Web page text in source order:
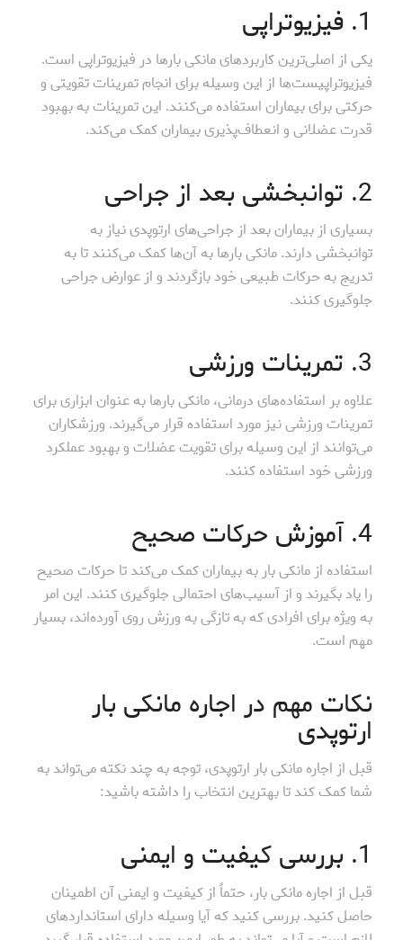
1. فیزیوتراپی
یکی از اصلی‌ترین کاربردهای مانکی بارها در فیزیوتراپی است.
فیزیوتراپیست‌ها از این وسیله برای انجام تمرینات تقویتی و
حرکتی برای بیماران استفاده می‌کنند. این تمرینات به بهبود
قدرت عضلانی و انعطاف‌پذیری بیماران کمک می‌کند.
2. توانبخشی بعد از جراحی
بسیاری از بیماران بعد از جراحی‌های ارتوپدی نیاز به
توانبخشی دارند. مانکی بارها به آن‌ها کمک می‌کنند تا به
تدریج به حرکات طبیعی خود بازگردند و از عوارض جراحی
جلوگیری کنند.
3. تمرینات ورزشی
علاوه بر استفاده‌های درمانی، مانکی بارها به عنوان ابزاری برای
تمرینات ورزشی نیز مورد استفاده قرار می‌گیرند. ورزشکاران
می‌توانند از این وسیله برای تقویت عضلات و بهبود عملکرد
ورزشی خود استفاده کنند.
4. آموزش حرکات صحیح
استفاده از مانکی بار به بیماران کمک می‌کند تا حرکات صحیح
را یاد بگیرند و از آسیب‌های احتمالی جلوگیری کنند. این امر
به ویژه برای افرادی که به تازگی به ورزش روی آورده‌اند، بسیار
مهم است.
نکات مهم در اجاره مانکی بار
ارتوپدی
قبل از اجاره مانکی بار ارتوپدی، توجه به چند نکته می‌تواند به
شما کمک کند تا بهترین انتخاب را داشته باشید:
1. بررسی کیفیت و ایمنی
قبل از اجاره مانکی بار، حتماً از کیفیت و ایمنی آن اطمینان
حاصل کنید. بررسی کنید که آیا وسیله دارای استانداردهای